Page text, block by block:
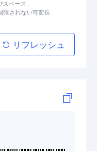
スペース
限されない可変長
リフレッシュ